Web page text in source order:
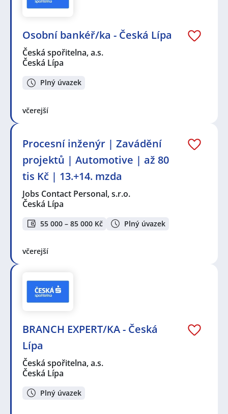
Osobní bankéř/ka - Česká Lípa
Česká spořitelna, a.s.
Česká Lípa
Plný úvazek
včerejší
Procesní inženýr | Zavádění
projektů | Automotive | až 80
tis Kč | 13.+14. mzda
Jobs Contact Personal, s.r.o.
Česká Lípa
55 000 – 85 000 Kč Plný úvazek
včerejší
BRANCH EXPERT/KA - Česká
Lípa
Česká spořitelna, a.s.
Česká Lípa
Plný úvazek